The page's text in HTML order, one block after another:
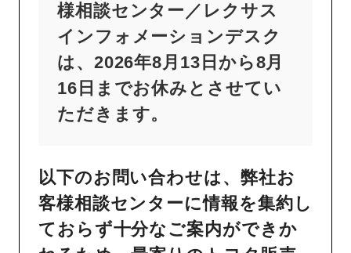
様相談センター／レクサス
インフォメーションデスク
は、2026年8月13日から8月
16日までお休みとさせてい
ただきます。
以下のお問い合わせは、弊社お
客様相談センターに情報を集約し
ておらず十分なご案内ができか